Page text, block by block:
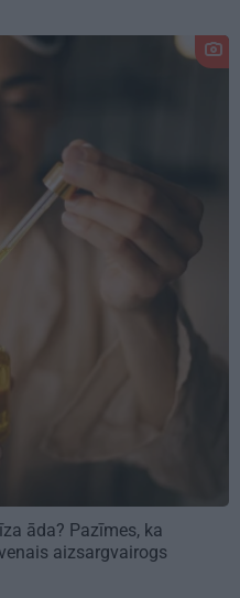
āda? Pazīmes, ka
aizsargvairogs